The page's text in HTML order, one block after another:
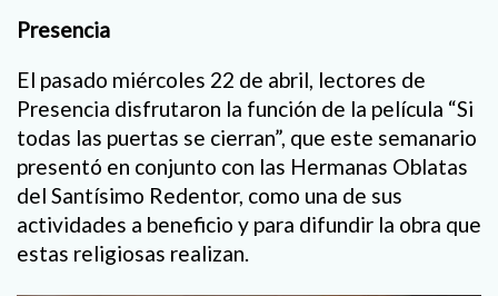
Presencia
El pasado miércoles 22 de abril, lectores de
Presencia disfrutaron la función de la película “Si
todas las puertas se cierran”, que este semanario
presentó en conjunto con las Hermanas Oblatas
del Santísimo Redentor, como una de sus
actividades a beneficio y para difundir la obra que
estas religiosas realizan.